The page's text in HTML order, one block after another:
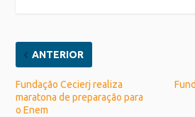
ANTERIOR
Fundação Cecierj realiza
maratona de preparação para
o Enem